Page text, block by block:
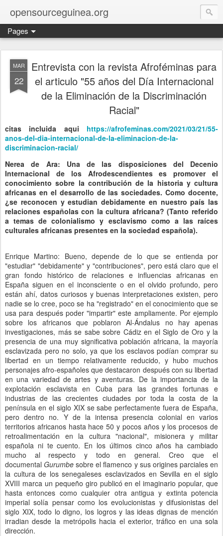
opensourceguinea.org
Pages
MAR
22
Entrevista con la revista Afroféminas para
el articulo "55 años del Día Internacional
de la Eliminación de la Discriminación
Racial"
citas incluida aqui https://afrofeminas.com/2021/03/21/55-
anos-del-dia-internacional-de-la-eliminacion-de-la-
discriminacion-racial/
Nerea de Ara: Una de las disposiciones del Decenio
Internacional de los Afrodescendientes es promover el
conocimiento sobre la contribución de la historia y cultura
africanas en el desarrollo de las sociedades. Como docente,
¿se reconocen y estudian debidamente en nuestro país las
relaciones españolas con la cultura africana? (Tanto referido
a temas de colonialismo y esclavismo como a las raíces
culturales africanas presentes en la sociedad española).
Enrique Martino: Bueno, depende de lo que se entienda por
"estudiar" "debidamente" y "contribuciones", pero está claro que el
gran fondo histórico de relaciones e influencias africanas en
España siguen en el inconsciente o en el olvido profundo, pero
están ahí, datos curiosos y buenas interpretaciones existen, pero
nadie se lo cree, poco se ha "registrado" en el conocimiento que se
usa para después poder "impartir" este ampliamente. Por ejemplo
sobre los africanos que poblaron Al-Ándalus no hay apenas
investigaciones, más se sabe sobre Cádiz en el Siglo de Oro y la
presencia de una muy significativa población africana, la mayoría
esclavizada pero no solo, ya que los esclavos podían comprar su
libertad en un tiempo relativamente reducido, y hubo muchos
personajes afro-españoles que destacaron después con su libertad
en una variedad de artes y aventuras. De la importancia de la
explotación esclavista en Cuba para las grandes fortunas e
industrias de las crecientes ciudades por toda la costa de la
península en el siglo XIX se sabe perfectamente fuera de España,
pero dentro no. Y de la intensa presencia colonial en varios
territorios africanos hasta hace 50 y pocos años y los procesos de
retroalimentación en la cultura "nacional", misionera y militar
española ni te cuento. En los últimos cinco años ha cambiado
mucho al respecto y todo en general. Creo que el
documentalGurumbe sobre el flamenco y sus origines parciales en
la cultura de los senegaleses esclavizados en Sevilla en el siglo
XVIII marca un pequeño giro publicó en el imaginario popular, que
hasta entonces como cualquier otra antigua y extinta potencia
imperial solía pensar como los evolucionistas y difusionistas del
siglo XIX, todo lo digno, los logros y las ideas dignas de mención
irradian desde la metrópolis hacia el exterior, tráfico en una sola
dirección.